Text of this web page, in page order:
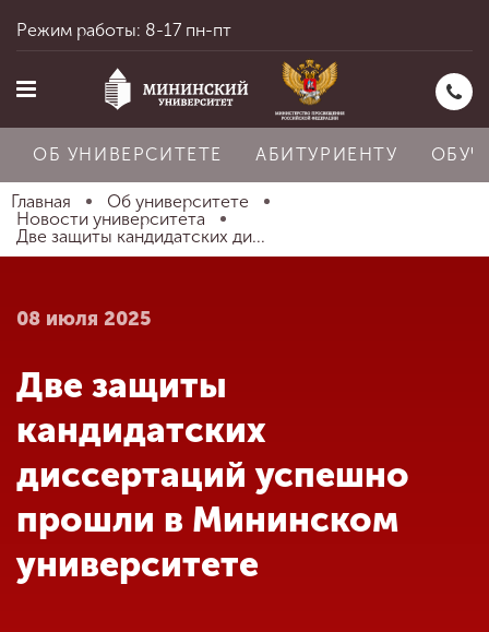
Главная
Абитуриенту
Обучение
Наука
Режим работы: 8-17 пн-пт
ОБ УНИВЕРСИТЕТЕ АБИТУРИЕНТУ
Главная
Об университете
Новости университета
Две защиты кандидатских ди...
08 июля 2025
Две защиты
кандидатских
диссертаций успешно
прошли в Мининском
университете